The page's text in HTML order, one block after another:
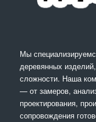
Мы
деревянных
сложности. Наша
— от замеров,
проектирования,
сопровождения